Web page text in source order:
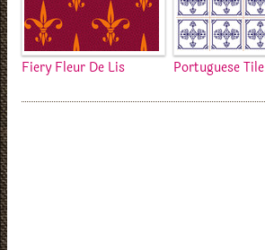
Fiery Fleur De Lis Portuguese